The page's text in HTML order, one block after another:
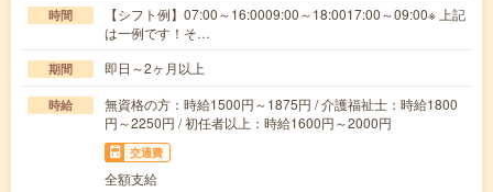
時間
【シフト例】07:00～16:0009:00～18:0017:00～09:00※ 上記
は一例です！そ…
期間 即日～2ヶ月以上
時給
無資格の方：時給1500円～1875円 / 介護福祉士：時給1800
円～2250円 / 初任者以上：時給1600円～2000円
交通費
全額支給